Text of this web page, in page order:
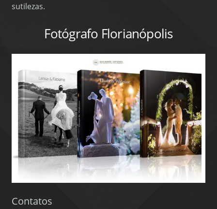
sutilezas.
Fotógrafo Florianópolis
Contatos